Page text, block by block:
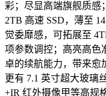
彩；尽显高端旗舰质感
2TB 高速 SSD，薄至
觉委靡感，可拓展至
项参数调控；高亮高色
卓的续航能力，带来愈
更有 7.1 英寸超大玻璃
+IR 红外摄像甲等高规